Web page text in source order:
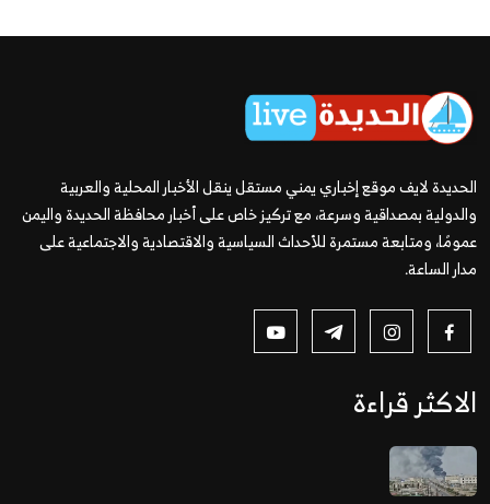
الحديدة لايف موقع إخباري يمني مستقل ينقل الأخبار المحلية والعربية
والدولية بمصداقية وسرعة، مع تركيز خاص على أخبار محافظة الحديدة واليمن
عمومًا، ومتابعة مستمرة للأحداث السياسية والاقتصادية والاجتماعية على
مدار الساعة.
الاكثر قراءة